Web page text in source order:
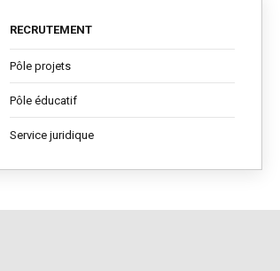
RECRUTEMENT
Pôle projets
Pôle éducatif
Service juridique